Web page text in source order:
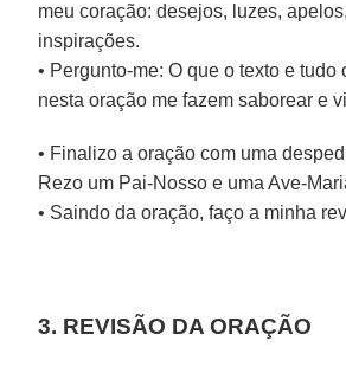
meu coração: desejos, luzes,
inspirações.
• Pergunto-me: O que o texto e tudo
nesta oração me fazem saborear e
• Finalizo a oração com uma
Rezo um Pai-Nosso e uma Ave-
• Saindo da oração, faço a minha
3. REVISÃO DA ORAÇÃO